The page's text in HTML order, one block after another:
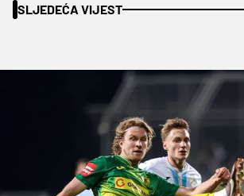
SLJEDEĆA VIJEST